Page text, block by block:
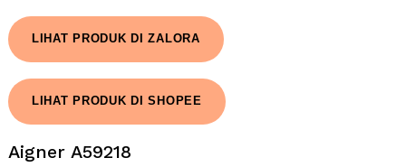
LIHAT PRODUK DI ZALORA
LIHAT PRODUK DI SHOPEE
Aigner A59218